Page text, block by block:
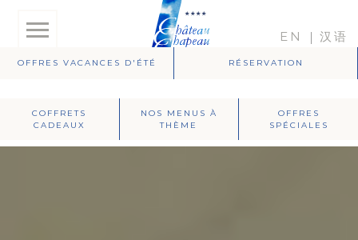
EN 汉语
OFFRES VACANCES D'ÉTÉ RÉSERVATION
COFFRETS
CADEAUX
NOS MENUS À
THÈME
OFFRES
SPÉCIALES